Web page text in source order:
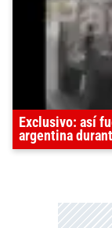
Exclusivo: así
argentina